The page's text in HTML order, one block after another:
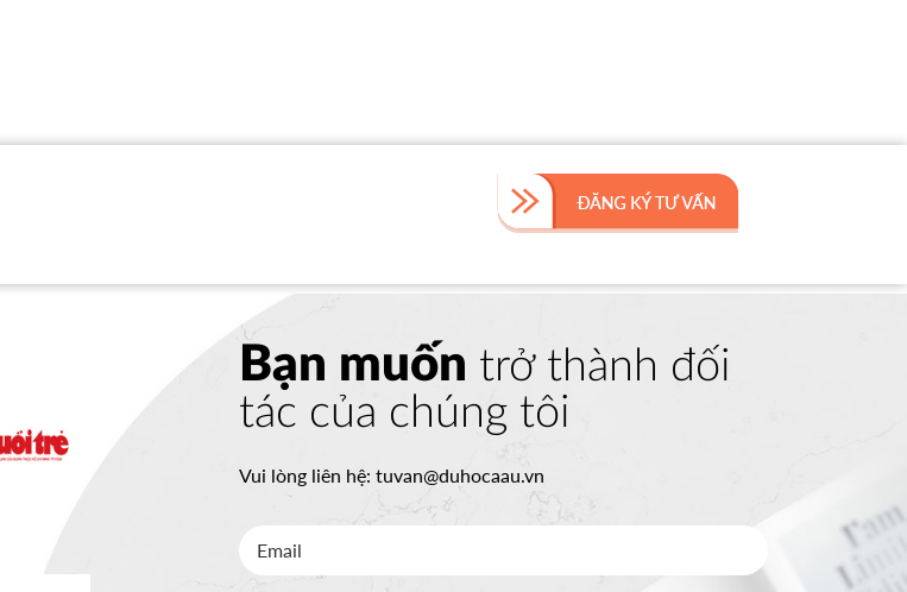
Bạn muốn trở thành đối
tác của chúng tôi
Vui lòng liên hệ: tuvan@duhocaau.vn